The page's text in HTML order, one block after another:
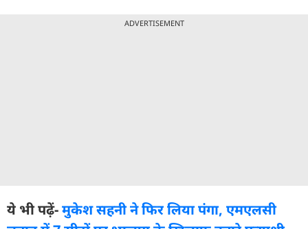
ADVERTISEMENT
ये भी पढ़ें-मुकेश सहनी ने फिर लिया पंगा, एमएलसी